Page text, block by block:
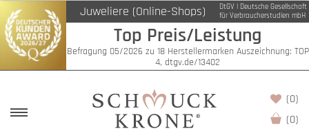
Juweliere (Online-Shops)
DtGV | Deutsche Gesellschaft
für Verbraucherstudien mbH
Top Preis/Leistung
Befragung 05/2026 zu 18 Herstellermarken Auszeichnung: TOP
4, dtgv.de/13402
(0)
(0)